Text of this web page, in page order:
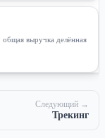
выручка делённая
Следующий →
Трекинг